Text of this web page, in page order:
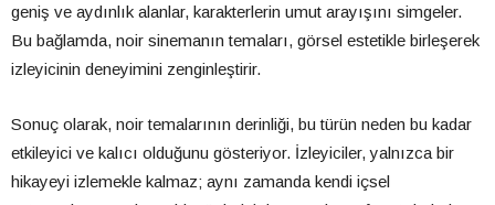
geniş ve aydınlık alanlar, karakterlerin umut arayışını simgeler.
Bu bağlamda, noir sinemanın temaları, görsel estetikle birleşerek
izleyicinin deneyimini zenginleştirir.
Sonuç olarak, noir temalarının derinliği, bu türün neden bu kadar
etkileyici ve kalıcı olduğunu gösteriyor. İzleyiciler, yalnızca bir
hikayeyi izlemekle kalmaz; aynı zamanda kendi içsel